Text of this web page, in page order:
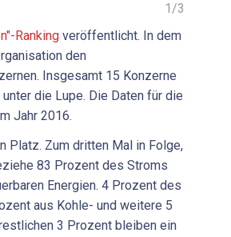
1 /3
Ranking veröffentlicht. In dem
den
Insgesamt 15 Konzerne
die Lupe. Die Daten für die
Jahr 2016.
Platz. Zum dritten Mal in Folge,
83 Prozent des Stroms
Energien. 4 Prozent des
aus Kohle- und weitere 5
3 Prozent bleiben ein